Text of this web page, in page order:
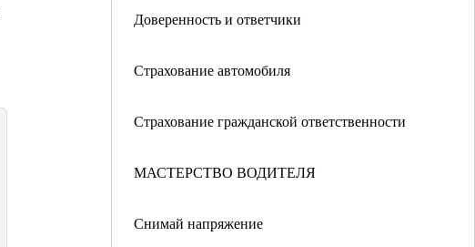
Доверенность и ответчики
Страхование автомобиля
Страхование гражданской ответственности
МАСТЕРСТВО ВОДИТЕЛЯ
Снимай напряжение